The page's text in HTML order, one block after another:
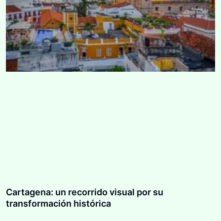
Cartagena: un recorrido visual por su
transformación histórica